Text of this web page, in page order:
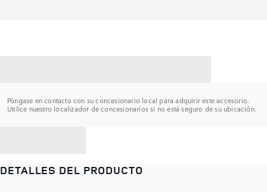
Póngase en contacto con su concesionario local para adquirir este accesorio.
Utilice nuestro localizador de concesionarios si no está seguro de su ubicación.
DETALLES DEL PRODUCTO